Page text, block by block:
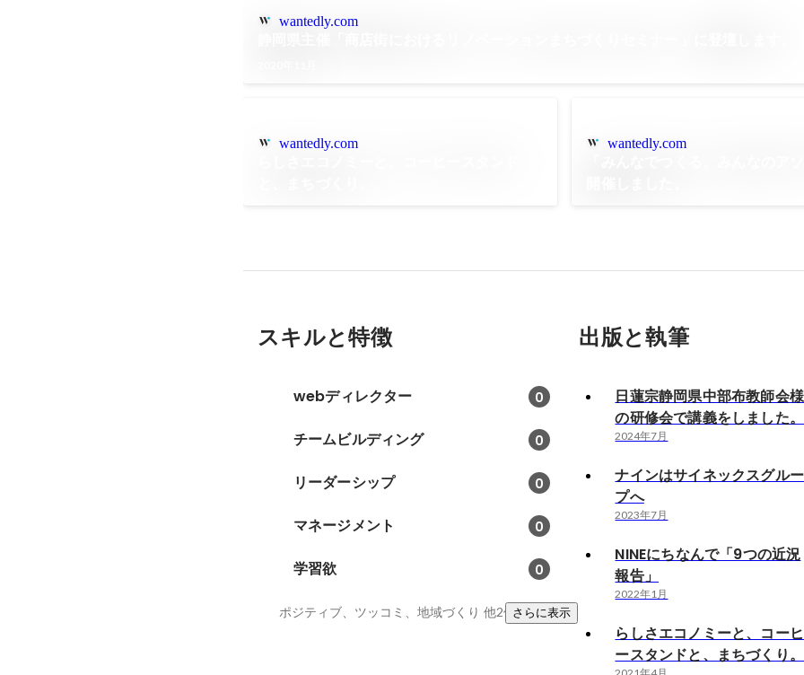
wantedly.com
wantedly.com wantedly.com
スキルと特徴
webディレクター 0
チームビルディング 0
リーダーシップ 0
マネージメント 0
学習欲 0
ポジティブ、ツッコミ、地域づくり 他2件さらに表示
出版と執筆
日蓮宗静岡県中部布教師会様
の研修会で講義をしました。
2024年7月
ナインはサイネックスグルー
プへ
2023年7月
NINEにちなんで「9つの近況
報告」
2022年1月
らしさエコノミーと、コーヒ
ースタンドと、まちづくり。